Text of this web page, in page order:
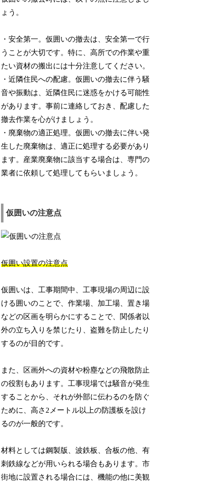
ょう。
・安全第一。仮囲いの撤去は、安全第一で行
うことが大切です。特に、高所での作業や重
たい資材の搬出には十分注意してください。
・近隣住民への配慮。仮囲いの撤去に伴う騒
音や振動は、近隣住民に迷惑をかける可能性
があります。事前に連絡しておき、配慮した
撤去作業を心がけましょう。
・廃棄物の適正処理。仮囲いの撤去に伴い発
生した廃棄物は、適正に処理する必要があり
ます。産業廃棄物に該当する場合は、専門の
業者に依頼して処理してもらいましょう。
仮囲いの注意点
仮囲い設置の注意点
仮囲いは、工事期間中、工事現場の周辺に設
ける囲いのことで、作業場、加工場、置き場
などの区画を明らかにすることで、関係者以
外の立ち入りを禁じたり、盗難を防止したり
するのが目的です。
また、区画外への資材や粉塵などの飛散防止
の役割もあります。工事現場では騒音が発生
することから、それが外部に伝わるのを防ぐ
ために、高さ2メートル以上の防護板を設け
るのが一般的です。
材料としては鋼製版、波鉄板、合板の他、有
刺鉄線などが用いられる場合もあります。市
街地に設置される場合には、機能の他に美観